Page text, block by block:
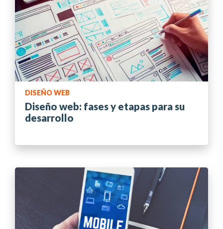
DISEÑO WEB
Diseño web: fases y etapas para su
desarrollo